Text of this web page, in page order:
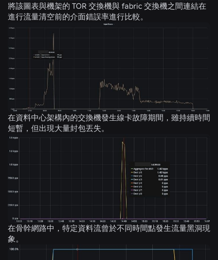
將該圖表與機架的 TOR 交換機與 fabric 交換機之間連結在
進行流量清空前的介面錯誤率進行比較。
在資料中心架構內的交換機發生線卡故障期間，雖持續時間
短暫，但出現大量封包丟失。
在骨幹網路中，特定資料流曾於不同時間點發生流量黑洞現
象。